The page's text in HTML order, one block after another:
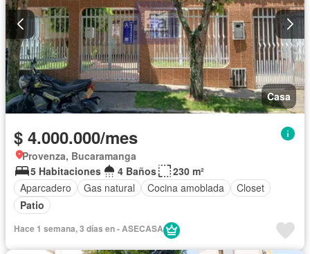
Casa
$ 4.000.000/mes
Provenza, Bucaramanga
5 Habitaciones
4 Baños
230 m²
Aparcadero
Gas natural Cocina amoblada
Closet
Patio
Hace 1 semana, 3 días en - ASECASA